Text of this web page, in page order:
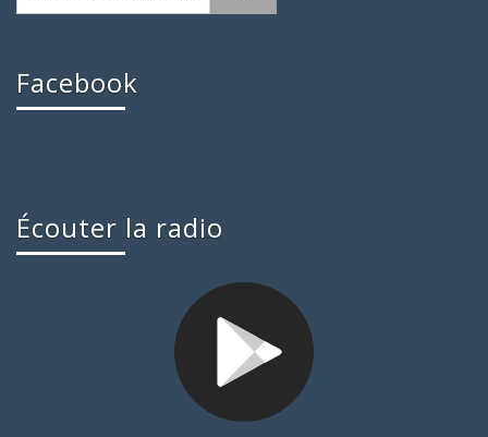
Facebook
Écouter la radio